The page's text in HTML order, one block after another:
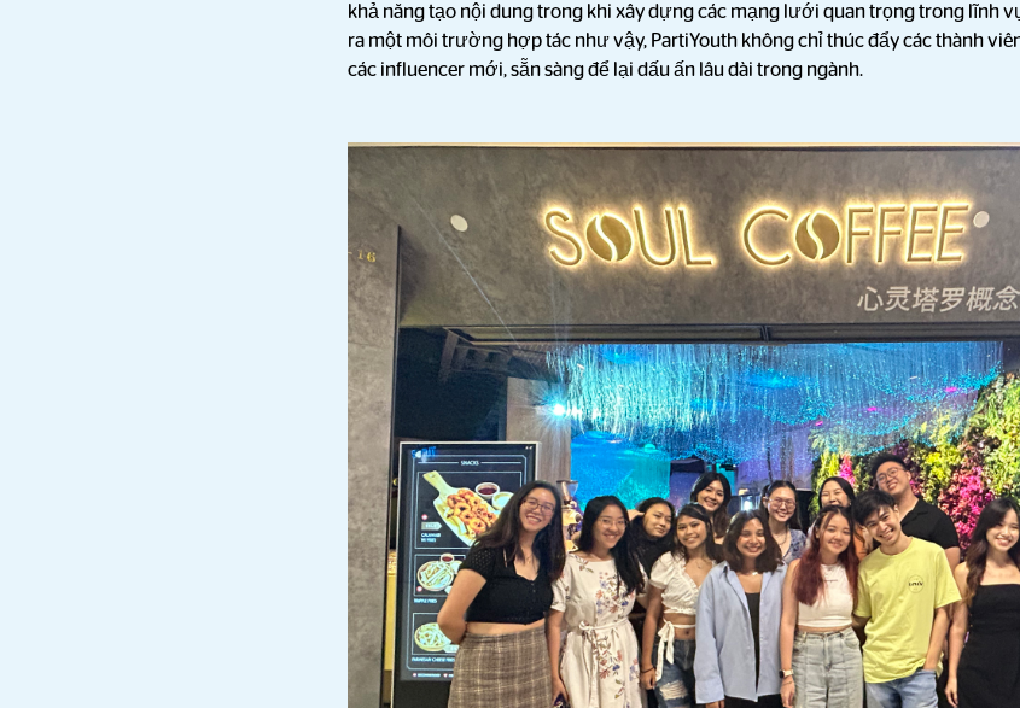
khả năng tạo nội dung trong khi xây dựng các mạng lưới quan trọng trong lĩnh
ra một môi trường hợp tác như vậy, PartiYouth không chỉ thúc đẩy các thành
các influencer mới, sẵn sàng để lại dấu ấn lâu dài trong ngành.